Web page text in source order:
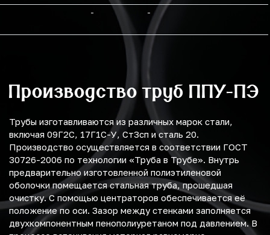
- -
Производство труб ППУ-ПЭ
Трубы изготавливаются из различных марок стали,
включая 09Г2С, 17Г1С-У, Ст3сп и сталь 20.
Производство осуществляется в соответствии ГОСТ
30726-2006 по технологии «Труба в Трубе». Внутрь
предварительно изготовленной полиэтиленовой
оболочки помещается стальная труба, прошедшая
очистку. С помощью центраторов обеспечивается её
положение по оси. Зазор между стенками заполняется
двухкомпонентным пенополиуретаном под давлением. В